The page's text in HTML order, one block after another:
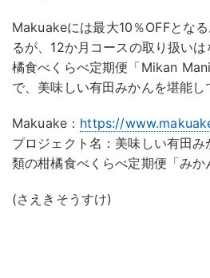
Makuakeには最大10％OFFとな
るが、12か月コースの取り扱い
橘食べくらべ定期便「Mikan
で、美味しい有田みかんを堪能し
Makuake： https://
プロジェクト名：美味しい有田
類の柑橘食べくらべ定期便「みか
(さえきそうすけ)